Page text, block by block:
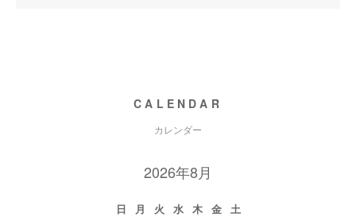
CALENDAR
カレンダー
2026年8月
日 月 火 水 木 金
土